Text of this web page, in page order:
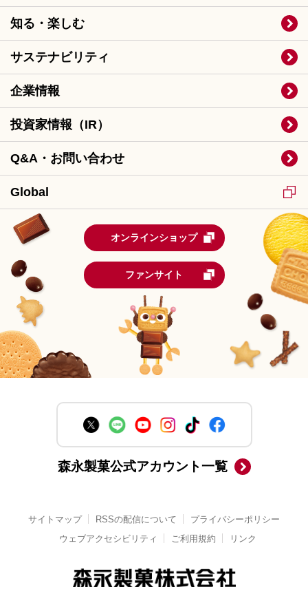
知る・楽しむ
サステナビリティ
企業情報
投資家情報（IR）
Q&A・お問い合わせ
Global
オンラインショップ
ファンサイト
森永製菓公式アカウント一覧
サイトマップ RSSの配信について
プライバシーポリシー
ウェブアクセシビリティ
ご利用規約 リンク